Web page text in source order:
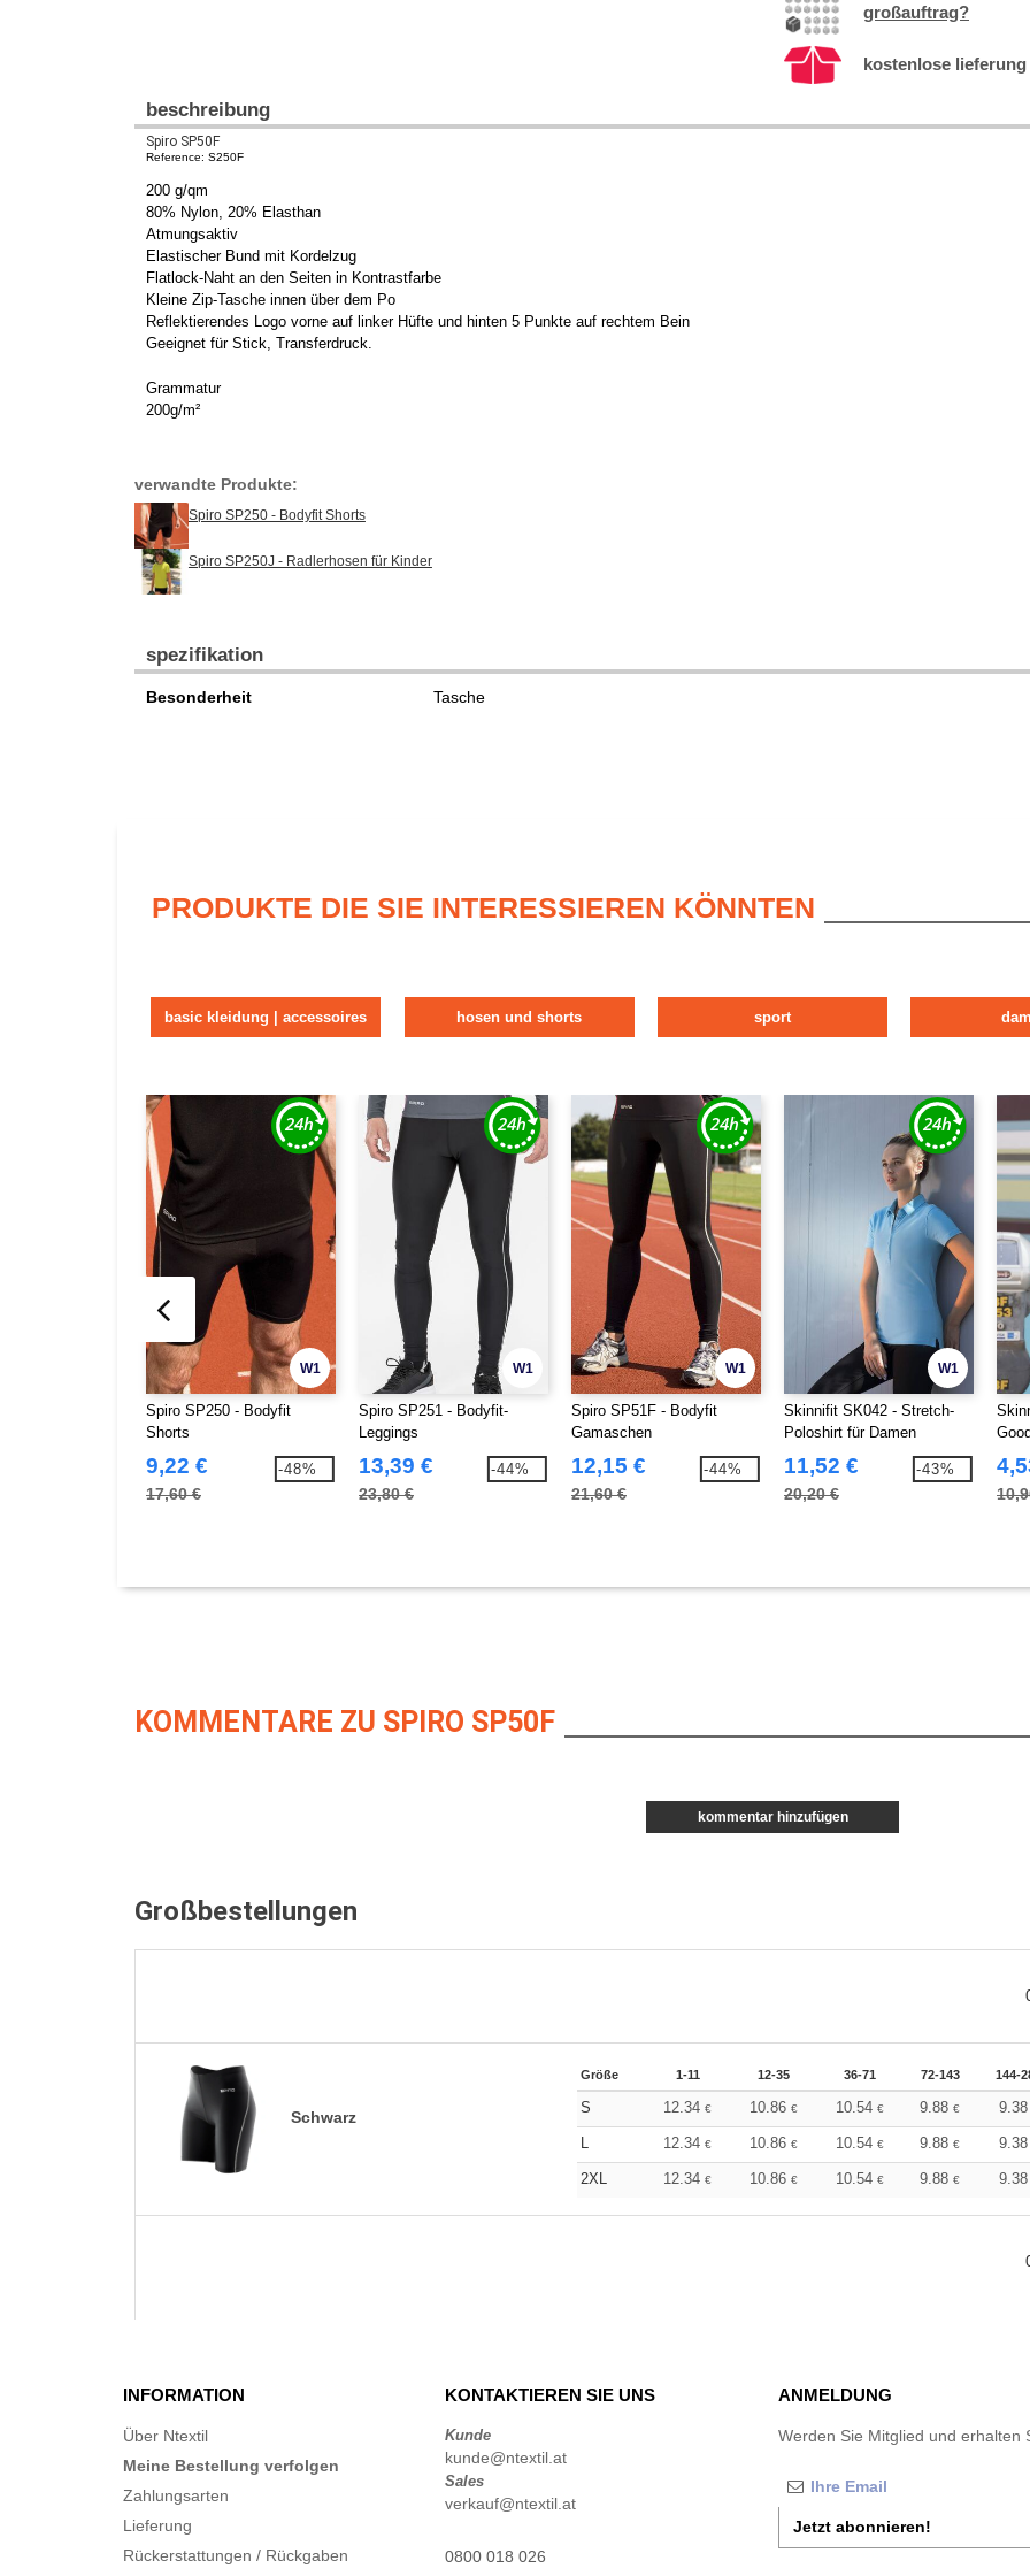
großauftrag?
kostenlose lieferung
beschreibung
Spiro SP50F
Reference: S250F
200 g/qm
80% Nylon, 20% Elasthan
Atmungsaktiv
Elastischer Bund mit Kordelzug
Flatlock-Naht an den Seiten in Kontrastfarbe
Kleine Zip-Tasche innen über dem Po
Reflektierendes Logo vorne auf linker Hüfte und hinten 5 Punkte auf rechtem Bein
Geeignet für Stick, Transferdruck.
Grammatur
200g/m²
verwandte Produkte:
Spiro SP250 - Bodyfit Shorts
Spiro SP250J - Radlerhosen für Kinder
spezifikation
Besonderheit Tasche
PRODUKTE DIE SIE INTERESSIEREN KÖNNTEN
basic kleidung | accessoires hosen und shorts sport
W1
Spiro SP250 - Bodyfit
Shorts
9,22 €
17,60 €
-48%
W1
Spiro SP251 - Bodyfit-
Leggings
13,39 €
23,80 €
-44%
W1
Spiro SP51F - Bodyfit
Gamaschen
12,15 €
21,60 €
-44%
W1
Skinnifit SK042 - Stretch-
Poloshirt für Damen
11,52 €
20,20 €
-43%
KOMMENTARE ZU SPIRO SP50F
kommentar hinzufügen
Großbestellungen
Schwarz
Größe 1-11 12-35 36-71 72-143 144-
S 12.34€ 10.86 € 10.54 € 9.88€ 9.38
L 12.34€ 10.86 € 10.54 € 9.88€ 9.38
2XL 12.34€ 10.86 € 10.54 € 9.88€ 9.38
INFORMATION
Über Ntextil
Meine Bestellung verfolgen
Zahlungsarten
Lieferung
Rückerstattungen / Rückgaben
KONTAKTIEREN SIE UNS
Kunde
kunde@ntextil.at
Sales
verkauf@ntextil.at
0800 018 026
ANMELDUNG
Werden Sie Mitglied und erhalten
Jetzt abonnieren!